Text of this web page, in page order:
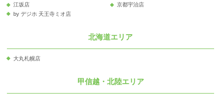
江坂店
京都宇治店
by デジホ 天王寺ミオ店
北海道エリア
大丸札幌店
甲信越・北陸エリア